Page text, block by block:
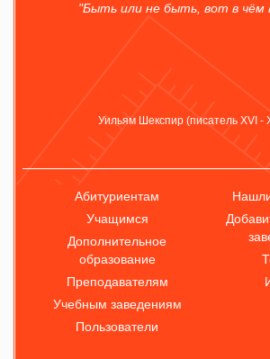
"Быть или не быть, вот в чём
Уильям Шекспир (писатель XVI -
Абитуриентам
Учащимся
Дополнительное
образование
Преподавателям
Учебным заведениям
Пользователи